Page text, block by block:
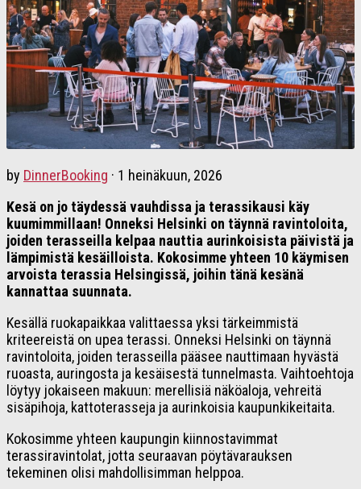
by DinnerBooking · 1 heinäkuun, 2026
Kesä on jo täydessä vauhdissa ja terassikausi käy
kuumimmillaan! Onneksi Helsinki on täynnä ravintoloita,
joiden terasseilla kelpaa nauttia aurinkoisista päivistä ja
lämpimistä kesäilloista. Kokosimme yhteen 10 käymisen
arvoista terassia Helsingissä, joihin tänä kesänä
kannattaa suunnata.
Kesällä ruokapaikkaa valittaessa yksi tärkeimmistä
kriteereistä on upea terassi. Onneksi Helsinki on täynnä
ravintoloita, joiden terasseilla pääsee nauttimaan hyvästä
ruoasta, auringosta ja kesäisestä tunnelmasta. Vaihtoehtoja
löytyy jokaiseen makuun: merellisiä näköaloja, vehreitä
sisäpihoja, kattoterasseja ja aurinkoisia kaupunkikeitaita.
Kokosimme yhteen kaupungin kiinnostavimmat
terassiravintolat, jotta seuraavan pöytävarauksen
tekeminen olisi mahdollisimman helppoa.